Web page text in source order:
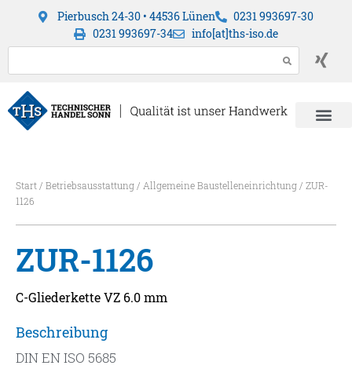
Pierbusch 24-30 • 44536 Lünen
0231 993697-30
0231 993697-34
info[at]ths-iso.de
Start/ Betriebsausstattung/ Allgemeine Baustelleneinrichtung/ ZUR-
1126
ZUR-1126
C-Gliederkette VZ 6.0 mm
Beschreibung
DIN EN ISO 5685